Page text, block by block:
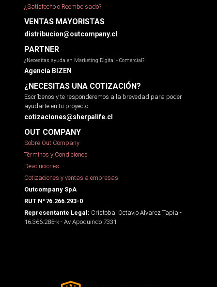
¿Satisfecho o Reembolsado?
VENTAS MAYORISTAS
distribucion@outcompany.cl
PARTNER
¿Necesitas ayuda en Marketing Digital - Comercial?
Agencia BIZEN
¿NECESITAS UNA COTIZACIÓN?
Escríbenos y te responderemos a la brevedad para poder
ayudarte en tu proyecto.
cotizaciones@sherpalife.cl
OUT COMPANY
Sobre Out Company
Términos y Condiciones
Devoluciones
Cotizaciones y ventas a empresas
Outcompany SpA
RUT Nº76.266.293-0
Representante Legal: Cristobal Octavio Alvarez Tapia -
16.366.285-k - Av Apoquindo 7331